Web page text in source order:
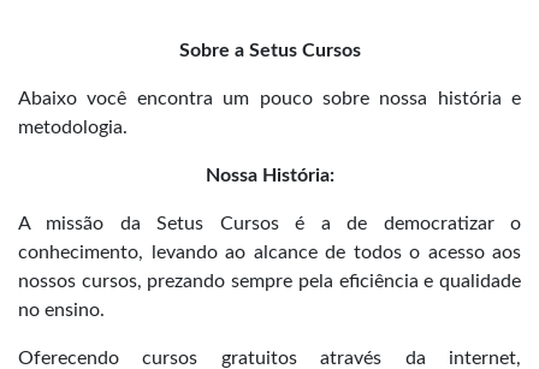
Sobre a Setus Cursos
Abaixo você encontra um pouco sobre nossa história e
metodologia.
Nossa História:
A missão da Setus Cursos é a de democratizar o
conhecimento, levando ao alcance de todos o acesso aos
nossos cursos, prezando sempre pela eficiência e qualidade
no ensino.
Oferecendo cursos gratuitos através da internet,